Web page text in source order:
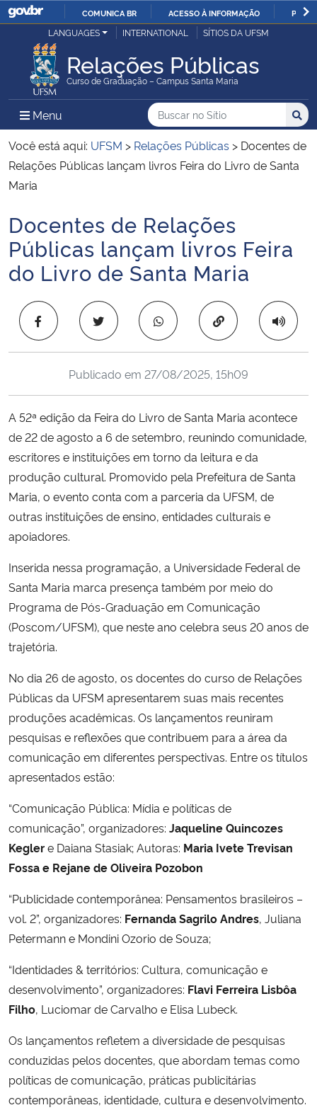
IR
O
COMUNICA BR ACESSO À INFORMAÇÃO
Ministério da Justiça e Segurança Pública
Ministério da Defesa
Ministério das Relações Exteriores
Ministério da Economia
Ministério da Infraestrutura
Ministério da Agricultura, Pecuária e Abastecimento
Ministério da Cidadania
Ministério da Ciência, Tecnologia, Inovações e Comunicações
Ministério do Meio Ambiente
Ministério do Turismo
Controladoria-Geral da União
Ministério da Mulher, da Família e dos Direitos Humanos
Secretaria de Governo
Gabinete de Segurança Institucional
Advocacia-Geral da União
Banco Central do Brasil
Planalto
LANGUAGES INTERNATIONAL SÍTIOS DA UFSM
Relações Públicas
Curso de Graduação – Campus Santa Maria
Menu Menu Principal do Sítio
Busca
Buscar no no Sítio
Busca:
Você está aqui: UFSM > Relações Públicas > Docentes de
Relações Públicas lançam livros Feira do Livro de Santa
Maria
Início do conteúdo
Docentes de Relações
Públicas lançam livros Feira
do Livro de Santa Maria
Copiar para área
Publicado em 27/08/2025, 15h09
A 52ª edição da Feira do Livro de Santa Maria acontece
de 22 de agosto a 6 de setembro, reunindo comunidade,
escritores e instituições em torno da leitura e da
produção cultural. Promovido pela Prefeitura de Santa
Maria, o evento conta com a parceria da UFSM, de
outras instituições de ensino, entidades culturais e
apoiadores.
Inserida nessa programação, a Universidade Federal de
Santa Maria marca presença também por meio do
Programa de Pós-Graduação em Comunicação
(Poscom/UFSM), que neste ano celebra seus 20 anos de
trajetória.
No dia 26 de agosto, os docentes do curso de Relações
Públicas da UFSM apresentarem suas mais recentes
produções acadêmicas. Os lançamentos reuniram
pesquisas e reflexões que contribuem para a área da
comunicação em diferentes perspectivas. Entre os títulos
apresentados estão:
“Comunicação Pública: Mídia e políticas de
comunicação”, organizadores: Jaqueline Quincozes
Keglere Daiana Stasiak; Autoras: Maria Ivete Trevisan
Fossa e Rejane de Oliveira Pozobon
“Publicidade contemporânea: Pensamentos brasileiros –
vol. 2”, organizadores: Fernanda Sagrilo Andres, Juliana
Petermann e Mondini Ozorio de Souza;
“Identidades & territórios: Cultura, comunicação e
desenvolvimento”, organizadores: Flavi Ferreira Lisbôa
Filho, Luciomar de Carvalho e Elisa Lubeck.
Os lançamentos refletem a diversidade de pesquisas
conduzidas pelos docentes, que abordam temas como
políticas de comunicação, práticas publicitárias
contemporâneas, identidade, cultura e desenvolvimento.